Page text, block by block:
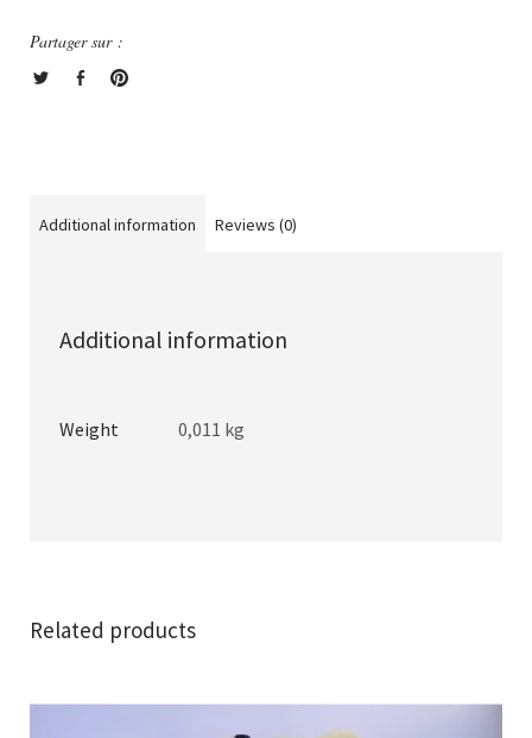
Partager sur :
Additional information Reviews (0)
Additional information
Weight 0,011 kg
Related products